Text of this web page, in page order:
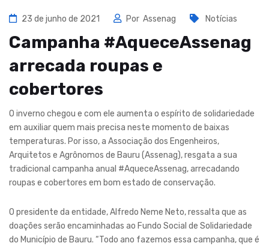
23 de junho de 2021 Por Assenag Notícias
Campanha #AqueceAssenag
arrecada roupas e
cobertores
O inverno chegou e com ele aumenta o espírito de solidariedade
em auxiliar quem mais precisa neste momento de baixas
temperaturas. Por isso, a Associação dos Engenheiros,
Arquitetos e Agrônomos de Bauru (Assenag), resgata a sua
tradicional campanha anual #AqueceAssenag, arrecadando
roupas e cobertores em bom estado de conservação.
O presidente da entidade, Alfredo Neme Neto, ressalta que as
doações serão encaminhadas ao Fundo Social de Solidariedade
do Município de Bauru. “Todo ano fazemos essa campanha, que é